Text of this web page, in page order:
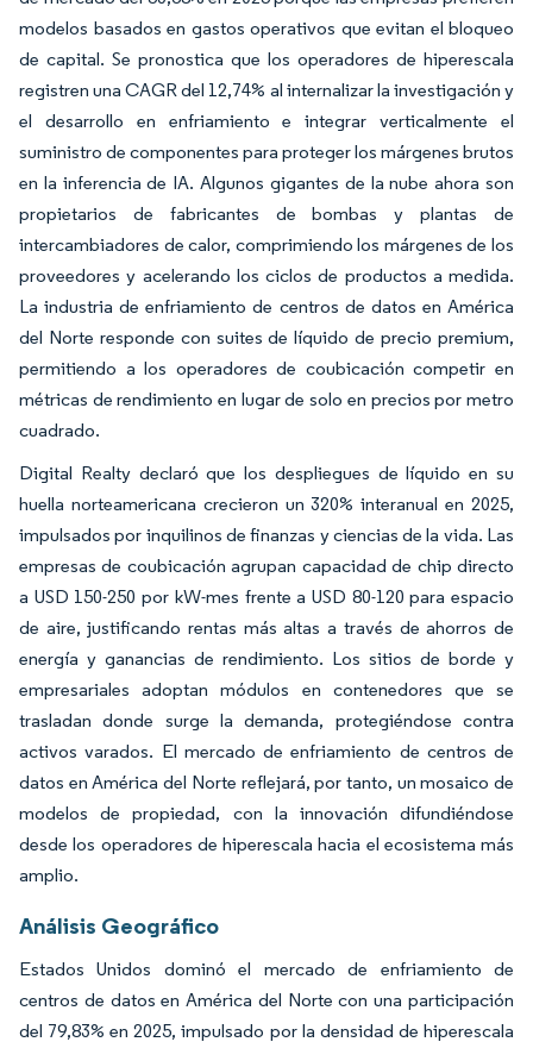
modelos basados en gastos operativos que evitan el bloqueo
de capital. Se pronostica que los operadores de hiperescala
registren una CAGR del 12,74% al internalizar la investigación y
el desarrollo en enfriamiento e integrar verticalmente el
suministro de componentes para proteger los márgenes brutos
en la inferencia de IA. Algunos gigantes de la nube ahora son
propietarios de fabricantes de bombas y plantas de
intercambiadores de calor, comprimiendo los márgenes de los
proveedores y acelerando los ciclos de productos a medida.
La industria de enfriamiento de centros de datos en América
del Norte responde con suites de líquido de precio premium,
permitiendo a los operadores de coubicación competir en
métricas de rendimiento en lugar de solo en precios por metro
cuadrado.
Digital Realty declaró que los despliegues de líquido en su
huella norteamericana crecieron un 320% interanual en 2025,
impulsados por inquilinos de finanzas y ciencias de la vida. Las
empresas de coubicación agrupan capacidad de chip directo
a USD 150-250 por kW-mes frente a USD 80-120 para espacio
de aire, justificando rentas más altas a través de ahorros de
energía y ganancias de rendimiento. Los sitios de borde y
empresariales adoptan módulos en contenedores que se
trasladan donde surge la demanda, protegiéndose contra
activos varados. El mercado de enfriamiento de centros de
datos en América del Norte reflejará, por tanto, un mosaico de
modelos de propiedad, con la innovación difundiéndose
desde los operadores de hiperescala hacia el ecosistema más
amplio.
Análisis Geográfico
Estados Unidos dominó el mercado de enfriamiento de
centros de datos en América del Norte con una participación
del 79,83% en 2025, impulsado por la densidad de hiperescala